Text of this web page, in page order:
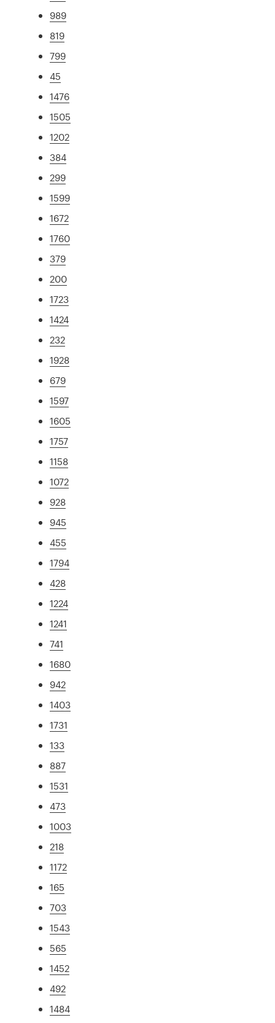
989
819
799
45
1476
1505
1202
384
299
1599
1672
1760
379
200
1723
1424
232
1928
679
1597
1605
1757
1158
1072
928
945
455
1794
428
1224
1241
741
1680
942
1403
1731
133
887
1531
473
1003
218
1172
165
703
1543
565
1452
492
1484